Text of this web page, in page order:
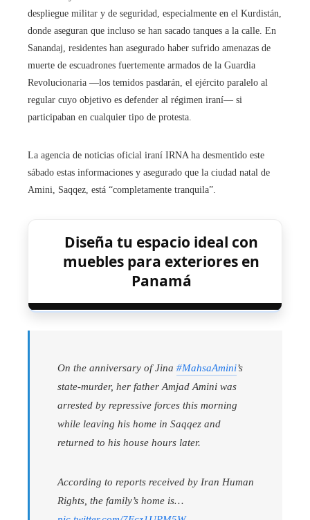
despliegue militar y de seguridad, especialmente en el Kurdistán,
donde aseguran que incluso se han sacado tanques a la calle. En
Sanandaj, residentes han asegurado haber sufrido amenazas de
muerte de escuadrones fuertemente armados de la Guardia
Revolucionaria —los temidos pasdarán, el ejército paralelo al
regular cuyo objetivo es defender al régimen iraní— si
participaban en cualquier tipo de protesta.
La agencia de noticias oficial iraní IRNA ha desmentido este
sábado estas informaciones y asegurado que la ciudad natal de
Amini, Saqqez, está “completamente tranquila”.
Diseña tu espacio ideal con
muebles para exteriores en
Panamá
On the anniversary of Jina #MahsaAmini’s
state-murder, her father Amjad Amini was
arrested by repressive forces this morning
while leaving his home in Saqqez and
returned to his house hours later.
According to reports received by Iran Human
Rights, the family’s home is…